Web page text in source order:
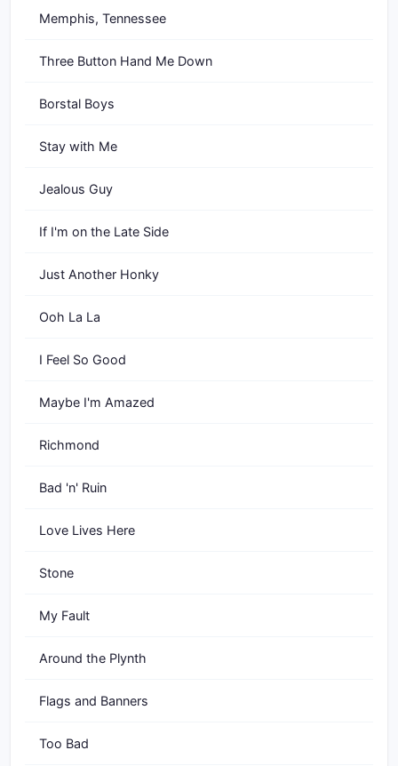
Memphis, Tennessee
Three Button Hand Me Down
Borstal Boys
Stay with Me
Jealous Guy
If I'm on the Late Side
Just Another Honky
Ooh La La
I Feel So Good
Maybe I'm Amazed
Richmond
Bad 'n' Ruin
Love Lives Here
Stone
My Fault
Around the Plynth
Flags and Banners
Too Bad